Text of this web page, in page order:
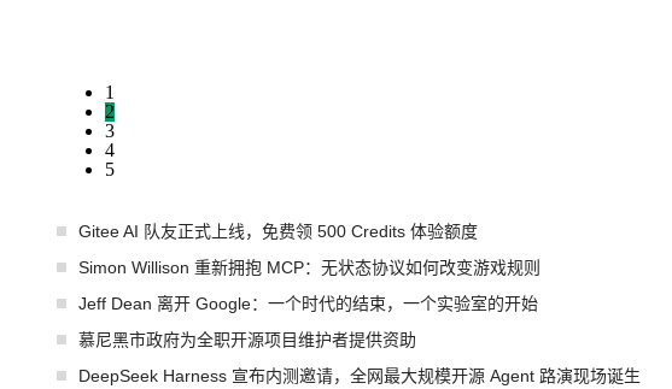
1
2
3
4
5
Gitee AI 队友正式上线，免费领 500 Credits 体验额度
Simon Willison 重新拥抱 MCP：无状态协议如何改变游戏规则
Jeff Dean 离开 Google：一个时代的结束，一个实验室的开始
慕尼黑市政府为全职开源项目维护者提供资助
DeepSeek Harness 宣布内测邀请，全网最大规模开源 Agent 路演现场诞生